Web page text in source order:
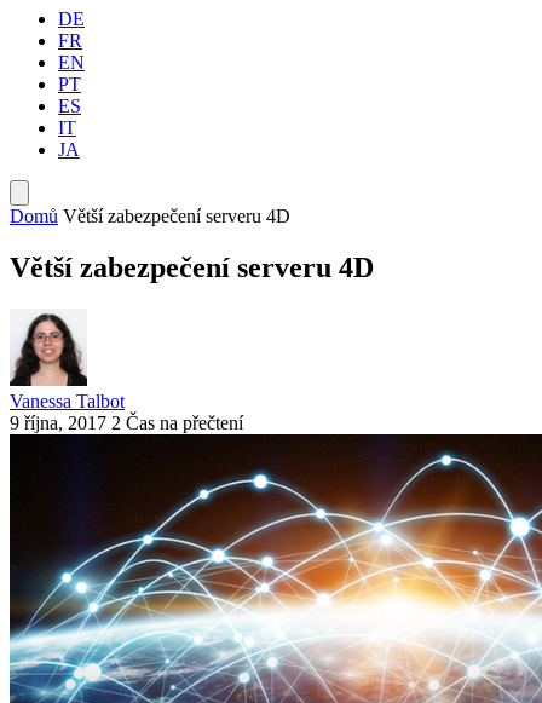
DE
FR
EN
PT
ES
IT
JA
Domů Větší zabezpečení serveru 4D
Větší zabezpečení serveru 4D
Vanessa Talbot
9 října, 2017 2 Čas na přečtení